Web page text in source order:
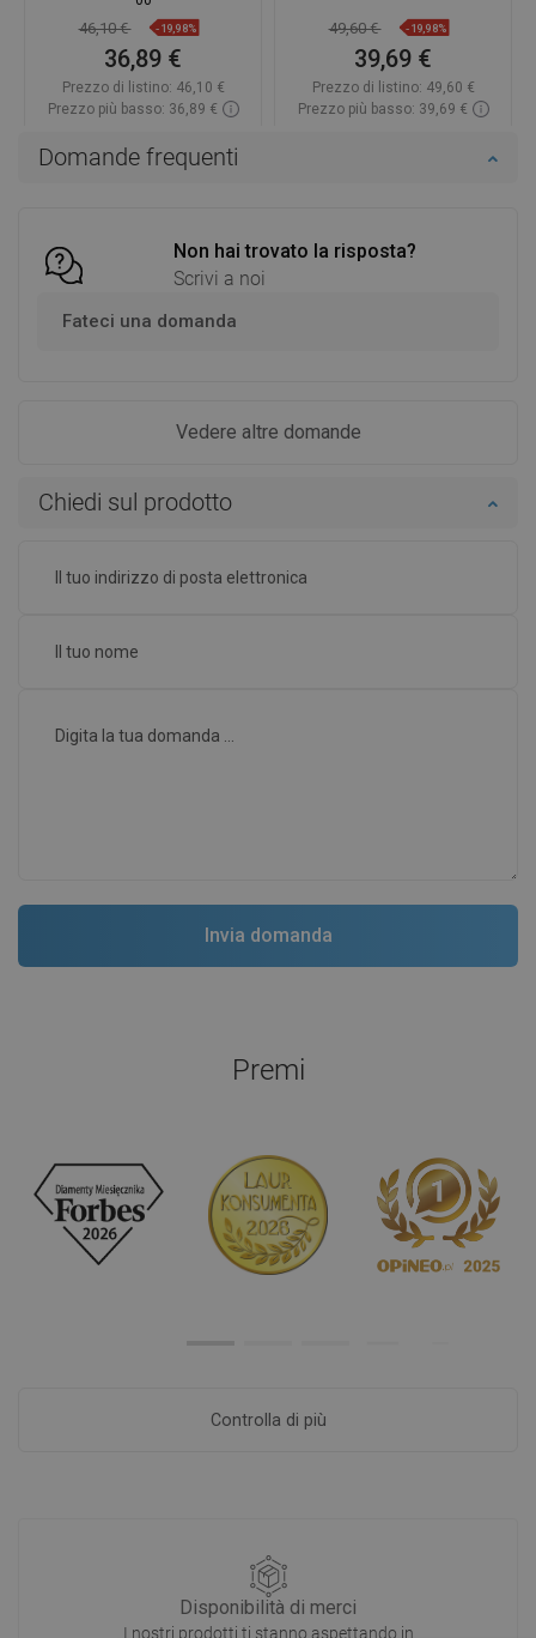
Domande frequenti
Non hai trovato la risposta?
Scrivi a noi
Fateci una domanda
Vedere altre domande
Chiedi sul prodotto
46,10 € -19,98%
36,89 €
Prezzo di listino: 46,10 €
Prezzo più basso: 36,89 €
49,60 € -19,98%
39,69 €
Prezzo di listino: 49,60 €
Prezzo più basso: 39,69 €
Premi
Controlla di più
Disponibilità di merci
I nostri prodotti ti stanno aspettando in